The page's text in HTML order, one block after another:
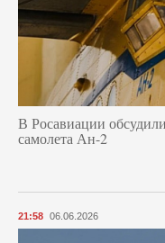
В Росавиации
самолета Ан-2
21:58 06.06.2026